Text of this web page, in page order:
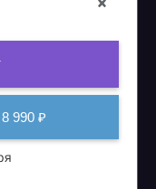
990 ₽